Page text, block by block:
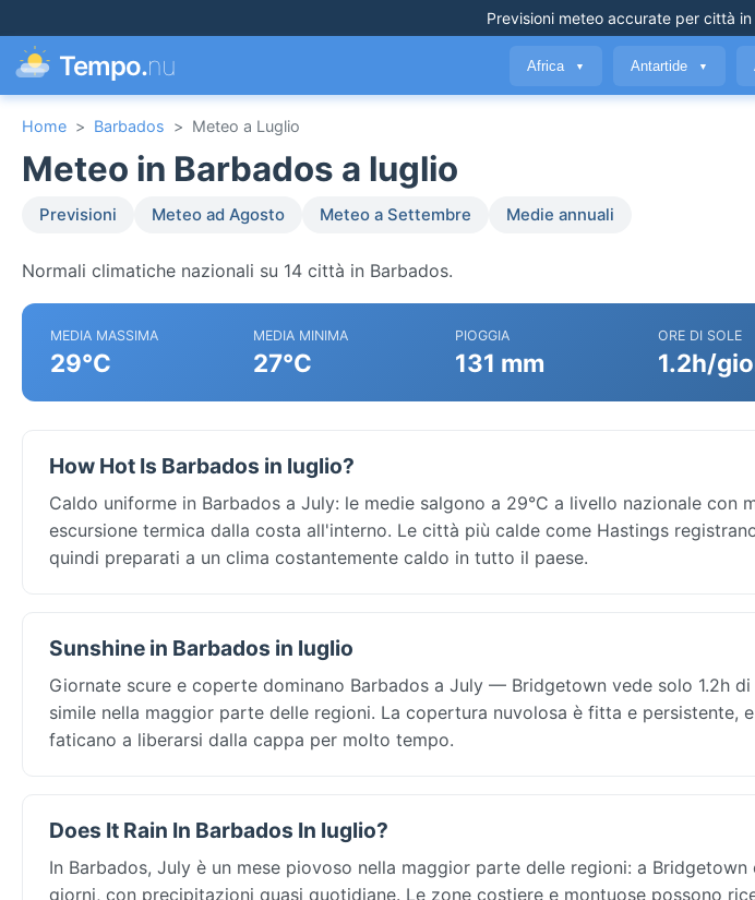
Previsioni meteo accurateper città in
Tempo.nu Africa ▼ Antartide ▼
Home > Barbados > Meteo a Luglio
Meteo in Barbados a luglio
Previsioni Meteo ad Agosto Meteo a Settembre Medie annuali
Normali climatiche nazionali su 14 città in Barbados.
MEDIA MASSIMA
29°C
MEDIA MINIMA
27°C
PIOGGIA
131 mm
ORE DI SOLE
1.2h/
How Hot Is Barbados in luglio?
Caldo uniforme in Barbados a July: le medie salgono a 29°C a livello nazionale con
escursione termica dalla costa all'interno. Le città più calde come Hastings
quindi preparati a un clima costantemente caldo in tutto il paese.
Sunshine in Barbados in luglio
Giornate scure e coperte dominano Barbados a July — Bridgetown vede solo 1.2h
simile nella maggior parte delle regioni. La copertura nuvolosa è fitta e persistente,
faticano a liberarsi dalla cappa per molto tempo.
Does It Rain In Barbados In luglio?
In Barbados, July è un mese piovoso nella maggior parte delle regioni: a
giorni, con precipitazioni quasi quotidiane. Le zone costiere e montuose possono